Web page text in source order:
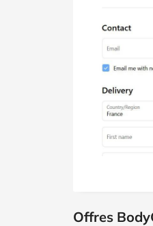
Offres